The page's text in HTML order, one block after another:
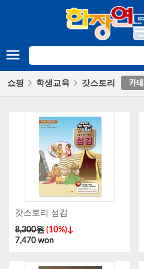
쇼핑 학생교육 갓스토리
갓스토리 섬김
8,300원 (10%)↓
7,470 won